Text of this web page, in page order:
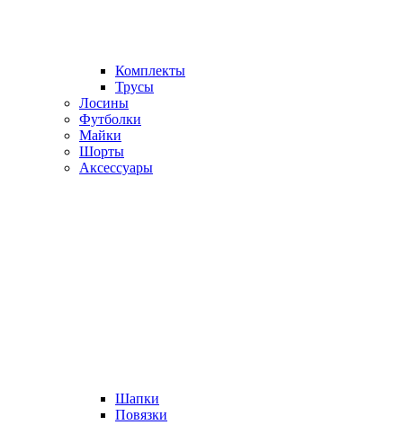
Комплекты
Трусы
Лосины
Футболки
Майки
Шорты
Аксессуары
Шапки
Повязки